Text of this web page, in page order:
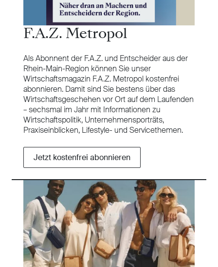
F.A.Z. Metropol
Als Abonnent der F.A.Z. und Entscheider aus der
Rhein-Main-Region können Sie unser
Wirtschaftsmagazin F.A.Z. Metropol kostenfrei
abonnieren. Damit sind Sie bestens über das
Wirtschaftsgeschehen vor Ort auf dem Laufenden
– sechsmal im Jahr mit Informationen zu
Wirtschaftspolitik, Unternehmensporträts,
Praxiseinblicken, Lifestyle- und Servicethemen.
Jetzt kostenfrei abonnieren